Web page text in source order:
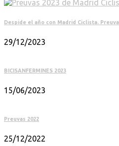
Despide el año con Madrid Ciclista.
29/12/2023
BICISANFERMINES 2023
15/06/2023
Preuvas 2022
25/12/2022